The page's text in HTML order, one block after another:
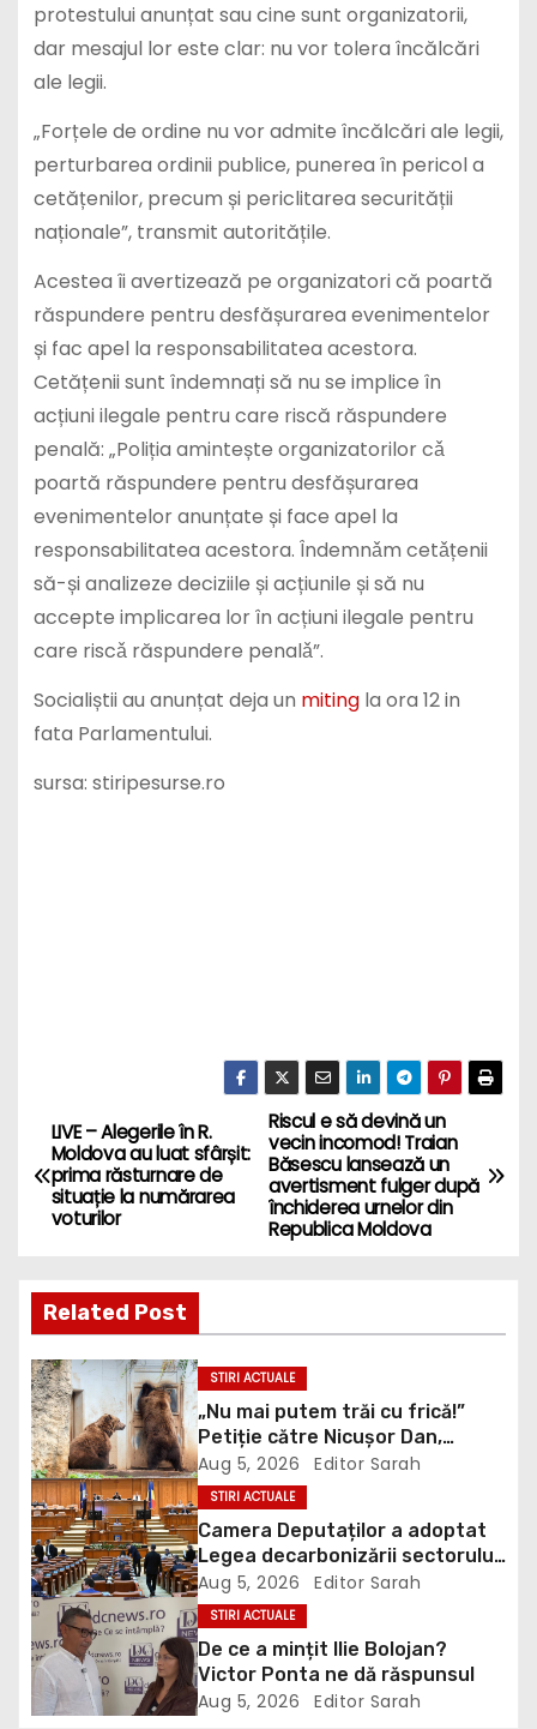
protestului anunțat sau cine sunt organizatorii,
dar mesajul lor este clar: nu vor tolera încălcări
ale legii.
„Forțele de ordine nu vor admite încălcări ale legii,
perturbarea ordinii publice, punerea în pericol a
cetățenilor, precum și periclitarea securității
naționale”, transmit autoritățile.
Acestea îi avertizează pe organizatori că poartă
răspundere pentru desfășurarea evenimentelor
și fac apel la responsabilitatea acestora.
Cetățenii sunt îndemnați să nu se implice în
acțiuni ilegale pentru care riscă răspundere
penală: „Poliția amintește organizatorilor cǎ
poartă răspundere pentru desfășurarea
evenimentelor anunțate și face apel la
responsabilitatea acestora. Îndemnǎm cetǎțenii
să-și analizeze deciziile și acțiunile și să nu
accepte implicarea lor în acțiuni ilegale pentru
care riscǎ răspundere penalǎ”.
Socialiștii au anunțat deja un mitingla ora 12 in
fata Parlamentului.
sursa: stiripesurse.ro
P
o
t
n
a
v
i
g
a
t
i
Riscul e să devină un
vecin incomod! Traian
Băsescu lansează un
avertisment fulger după
închiderea urnelor din
Republica Moldova
LIVE – Alegerile în R.
Moldova au luat sfârșit:
prima răsturnare de
situație la numărarea
voturilor
Related Post
STIRI ACTUALE
„Nu mai putem trăi cu frică!”
Petiție către Nicușor Dan,
Bolojan și Buzoianu după
atacurile urșilor din Covasna
Aug 5, 2026 Editor Sarah
STIRI ACTUALE
Camera Deputaților a adoptat
Legea decarbonizării sectorului
energetic. Amendamentul PSD,
inclus în proiect
Aug 5, 2026 Editor Sarah
STIRI ACTUALE
De ce a mințit Ilie Bolojan?
Victor Ponta ne dă răspunsul
Aug 5, 2026 Editor Sarah